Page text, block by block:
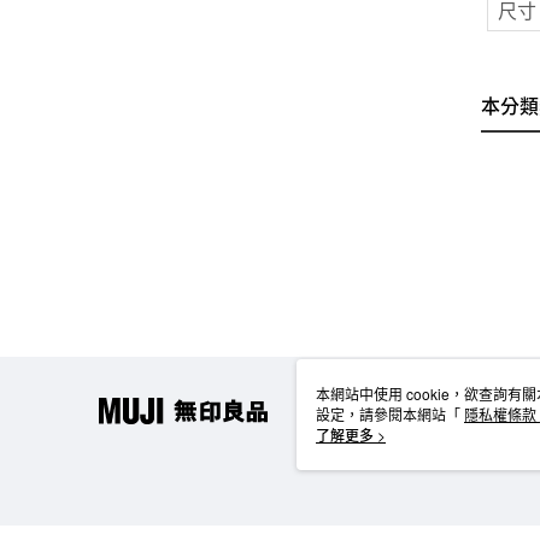
尺寸
本分
本網站中使用 cookie，欲查詢有
設定，請參閱本網站「 隱私權條款
使用 cookie。
了解更多 >